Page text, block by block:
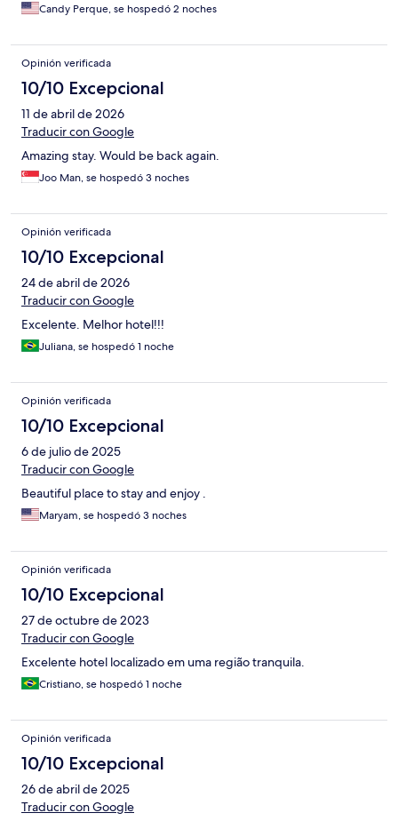
Candy Perque, se hospedó 2 noches
Opinión verificada
10/10 Excepcional
11 de abril de 2026
Traducir con Google
Amazing stay. Would be back again.
Joo Man, se hospedó 3 noches
Opinión verificada
10/10 Excepcional
24 de abril de 2026
Traducir con Google
Excelente. Melhor hotel!!!
Juliana, se hospedó 1 noche
Opinión verificada
10/10 Excepcional
6 de julio de 2025
Traducir con Google
Beautiful place to stay and enjoy .
Maryam, se hospedó 3 noches
Opinión verificada
10/10 Excepcional
27 de octubre de 2023
Traducir con Google
Excelente hotel localizado em uma região tranquila.
Cristiano, se hospedó 1 noche
Opinión verificada
10/10 Excepcional
26 de abril de 2025
Traducir con Google